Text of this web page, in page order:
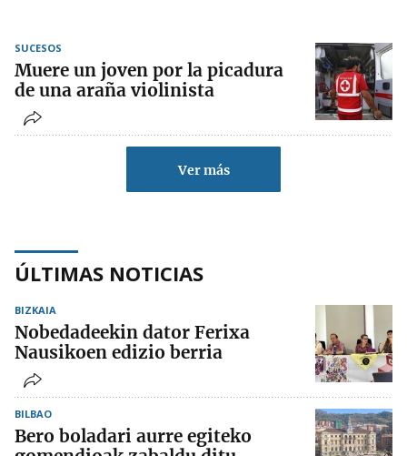
SUCESOS
Muere un joven por la picadura
de una araña violinista
Ver más
ÚLTIMAS NOTICIAS
BIZKAIA
Nobedadeekin dator Ferixa
Nausikoen edizio berria
BILBAO
Bero boladari aurre egiteko